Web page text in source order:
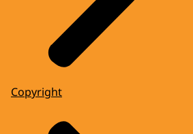
Copyright